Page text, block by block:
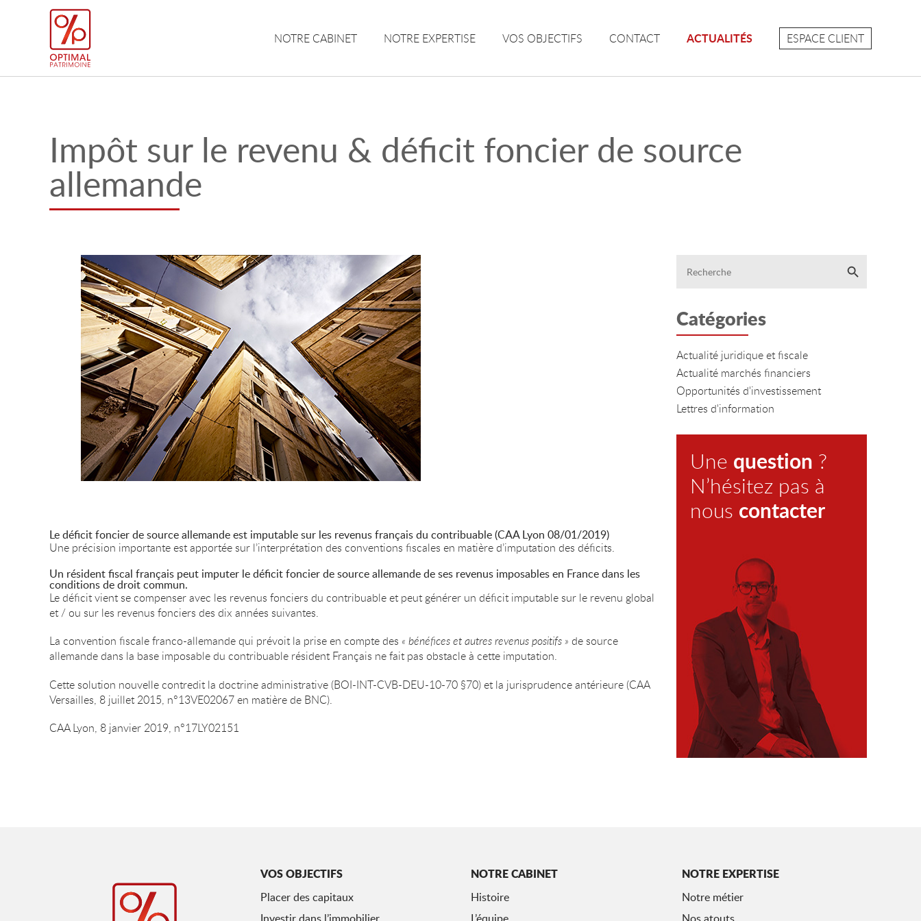
NOTRE CABINET NOTRE EXPERTISE VOS OBJECTIFS CONTACT ACTUALITÉS ESPACE CLIENT
Impôt sur le revenu & déficit foncier de source
allemande
Le déficit foncier de source allemande est imputable sur les revenus français du contribuable (CAA Lyon 08/01/2019)
Une précision importante est apportée sur l’interprétation des conventions fiscales en matière d’imputation des déficits.
Un résident fiscal français peut imputer le déficit foncier de source allemande de ses revenus imposables en France dans les
conditions de droit commun.
Le déficit vient se compenser avec les revenus fonciers du contribuable et peut générer un déficit imputable sur le revenu global
et / ou sur les revenus fonciers des dix années suivantes.
La convention fiscale franco-allemande qui prévoit la prise en compte des « bénéfices et autres revenus positifs » de source
allemande dans la base imposable du contribuable résident Français ne fait pas obstacle à cette imputation.
Cette solution nouvelle contredit la doctrine administrative (BOI-INT-CVB-DEU-10-70 §70) et la jurisprudence antérieure (CAA
Versailles, 8 juillet 2015, n°13VE02067 en matière de BNC).
CAA Lyon, 8 janvier 2019, n°17LY02151
Catégories
Actualité juridique et fiscale
Actualité marchés financiers
Opportunités d'investissement
Lettres d'information
Une question ?
N’hésitez pas à
nous contacter
VOS OBJECTIFS
Placer des capitaux
NOTRE CABINET
Histoire
NOTRE EXPERTISE
Notre métier